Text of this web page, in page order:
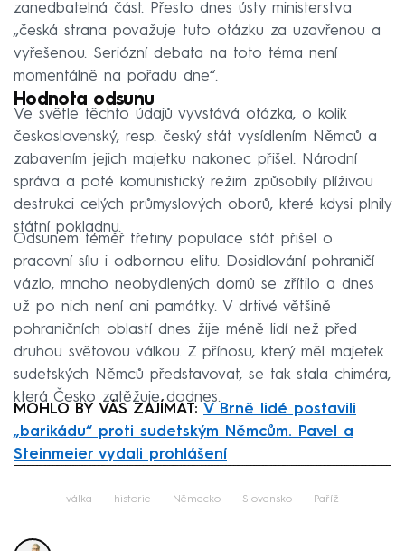
zanedbatelná část. Přesto dnes ústy ministerstva
„česká strana považuje tuto otázku za uzavřenou a
vyřešenou. Seriózní debata na toto téma není
momentálně na pořadu dne“.
Hodnota odsunu
Ve světle těchto údajů vyvstává otázka, o kolik
československý, resp. český stát vysídlením Němců a
zabavením jejich majetku nakonec přišel. Národní
správa a poté komunistický režim způsobily plíživou
destrukci celých průmyslových oborů, které kdysi plnily
státní pokladnu.
Odsunem téměř třetiny populace stát přišel o
pracovní sílu i odbornou elitu. Dosidlování pohraničí
vázlo, mnoho neobydlených domů se zřítilo a dnes
už po nich není ani památky. V drtivé většině
pohraničních oblastí dnes žije méně lidí než před
druhou světovou válkou. Z přínosu, který měl majetek
sudetských Němců představovat, se tak stala chiméra,
která Česko zatěžuje dodnes.
MOHLO BY VÁS ZAJÍMAT: V Brně lidé postavili
„barikádu“ proti sudetským Němcům. Pavel a
Steinmeier vydali prohlášení
válka historie Německo Slovensko Paříž